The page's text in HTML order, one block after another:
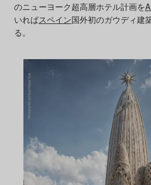
のニューヨーク超高層ホテル計画を
いればスペイン国外初のガウディ建
る。